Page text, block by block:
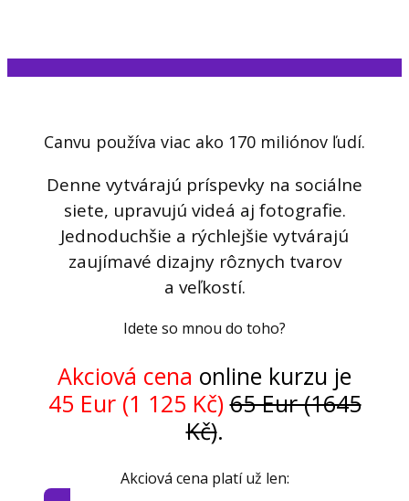
Canvu používa viac ako 170 miliónov ľudí.
Denne vytvárajú príspevky na sociálne
siete, upravujú videá aj fotografie.
Jednoduchšie a rýchlejšie vytvárajú
zaujímavé dizajny rôznych tvarov
a veľkostí.
Idete so mnou do toho?
Akciová cena online kurzu je
45 Eur (1 125 Kč) 65 Eur (1645
Kč).
Akciová cena platí už len: